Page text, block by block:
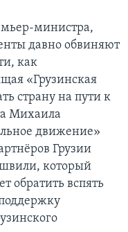
министра,
давно обвиняют
как
«Грузинская
страну на пути к
Михаила
движение»
Грузии
который
обратить вспять